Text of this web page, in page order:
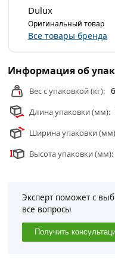
Dulux
Оригинальный товар
Все товары бренда
Информация об
Вес с упаковкой (кг):
Длина упаковки (мм):
Ширина упаковки
Высота упаковки (мм):
Эксперт поможет с
все вопросы
Получить